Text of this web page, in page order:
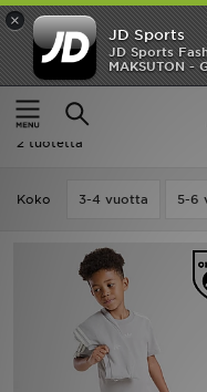
×
JD Sports
JD Sports
MAKSUTON -
Etusivu
Lapset Lasten
Lapset - Adidas
2 tuotetta
Koko 3-4 vuotta 5-6
Etusivu
Ale
Uutuudet
Suosikit